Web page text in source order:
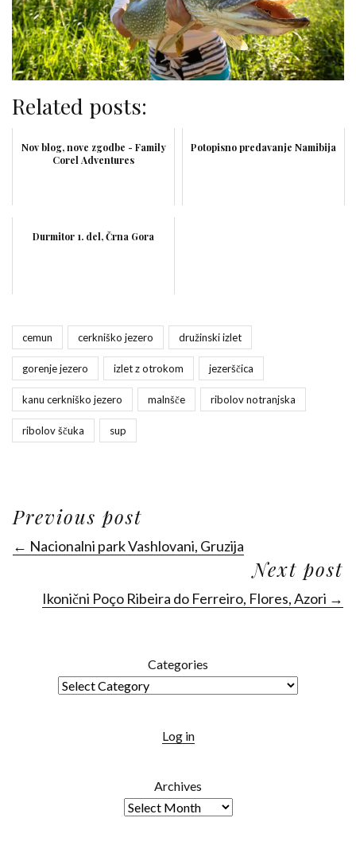
Related posts:
Nov blog, nove zgodbe - Family
Corel Adventures
Potopisno predavanje Namibija
Durmitor 1. del, Črna Gora
cemun cerkniško jezero družinski izlet
gorenje jezero izlet z otrokom jezerščica
kanu cerkniško jezero malnšče ribolov notranjska
ribolov ščuka sup
Previous post
← Nacionalni park Vashlovani, Gruzija
Next post
Ikonični Poço Ribeira do Ferreiro, Flores, Azori →
Categories
Log in
Archives